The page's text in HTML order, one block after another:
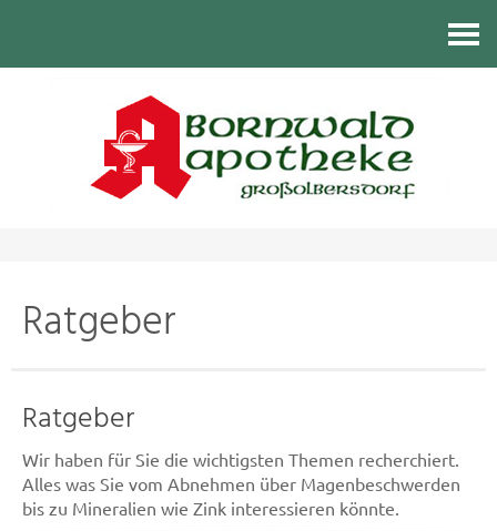
Ratgeber
Ratgeber
Wir haben für Sie die wichtigsten Themen recherchiert.
Alles was Sie vom Abnehmen über Magenbeschwerden
bis zu Mineralien wie Zink interessieren könnte.